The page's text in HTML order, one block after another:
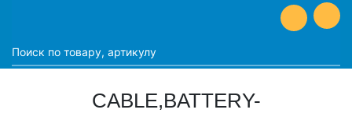
CABLE,BATTERY-